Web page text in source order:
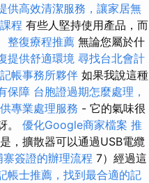
供高效清潔服務，讓家居無
程 有些人堅持使用產品，而
整復療程推薦 無論您屬於什
提供舒適環境 尋找台北會計
帳事務所夥伴 如果我說這種
保障 台胞證過期怎麼處理，
專業處理服務 - 它的氣味很
。 優化Google商家檔案 推
，擴散器可以通過USB電纜
寨簽證的辦理流程 7）經過這
帳士推薦，找到最合適的記